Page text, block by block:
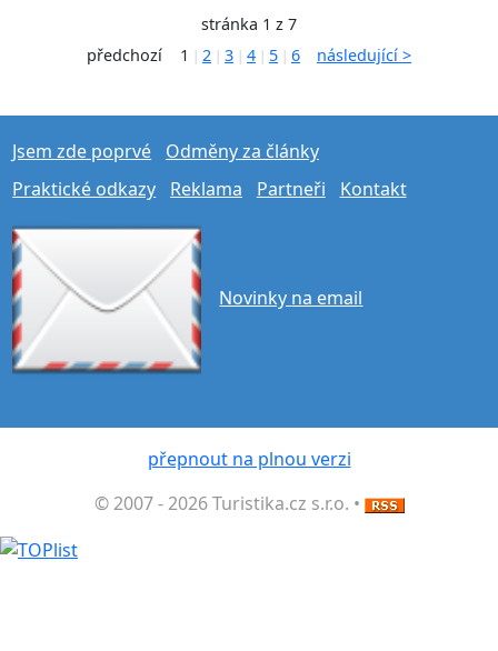
stránka 1 z 7
předchozí
1 2 3 4 5 6 následující >
Jsem zde poprvé
Odměny za články
Praktické odkazy
Reklama Partneři Kontakt
Novinky na email
přepnout na plnou verzi
© 2007 - 2026 Turistika.cz s.r.o. •